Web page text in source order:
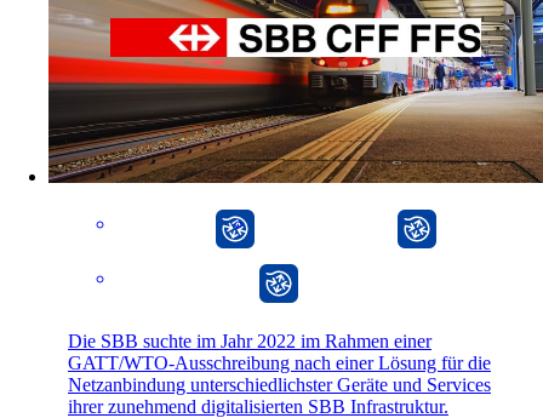
Die SBB suchte im Jahr 2022 im Rahmen einer
GATT/WTO-Ausschreibung nach einer Lösung für die
Netzanbindung unterschiedlichster Geräte und Services
ihrer zunehmend digitalisierten SBB Infrastruktur.